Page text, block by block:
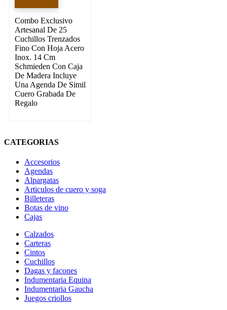
Combo Exclusivo
Artesanal De 25
Cuchillos Trenzados
Fino Con Hoja Acero
Inox. 14 Cm
Schmieden Con Caja
De Madera Incluye
Una Agenda De Simil
Cuero Grabada De
Regalo
CATEGORIAS
Accesorios
Agendas
Alpargatas
Articulos de cuero y soga
Billeteras
Botas de vino
Cajas
Calzados
Carteras
Cintos
Cuchillos
Dagas y facones
Indumentaria Equina
Indumentaria Gaucha
Juegos criollos